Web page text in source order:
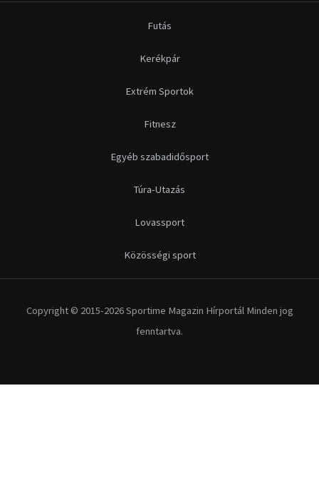
Futás
Kerékpár
Extrém Sportok
Fitnesz
Egyéb szabadidősport
Túra-Utazás
Lovassport
Közösségi sport
Copyright © 2015-2026 Sportime Magazin Hírportál Minden jog
fenntartva.